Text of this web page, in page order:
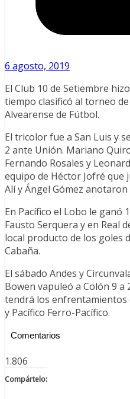
6 agosto, 2019
El Club 10 de Setiembre
tiempo clasificó al torneo
Alvearense de Fútbol.
El tricolor fue a San Luis y
2 ante Unión. Mariano
Fernando Rosales y
equipo de Héctor Jofré que
Alí y Ángel Gómez anotaron
En Pacífico el Lobo le ganó
Fausto Serquera y en Real
local producto de los goles
Cabaña.
El sábado Andes y
Bowen vapuleó a Colón 9 a
tendrá los enfrentamientos
y Pacífico Ferro-Pacífico.
Comentarios
1.806
Compártelo: